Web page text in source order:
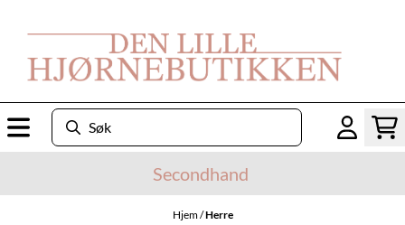
Secondhand
Hjem/Herre